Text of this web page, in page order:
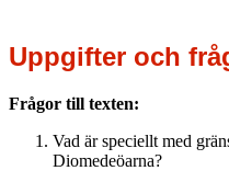
Uppgifter och
Frågor till texten:
Vad är speciellt med
Diomedeöarna?